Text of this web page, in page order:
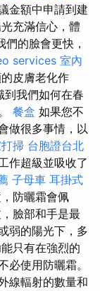
金額中申請到建
充滿信心，體
的臉會更快，
services 室內
皮膚老化作
到我們如何在春
餐盒 如果您不
做很多事情，以
掃 台胞證台北
作超級並吸收了
子母車 耳掛式
防曬霜會佩
臉部和手是最
弱的陽光下，多
只有在強烈的
使用防曬霜。
線輻射的數量和